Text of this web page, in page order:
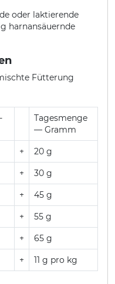
oder laktierende
harnansäuernde
Fütterung
Tagesmenge
— Gramm
+ 20 g
+ 30 g
+ 45 g
+ 55 g
+ 65 g
+ 11 g pro kg